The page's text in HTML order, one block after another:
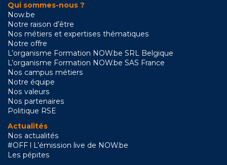
Qui sommes-nous ?
Now.be
Notre raison d’être
Nos métiers et expertises thématiques
Notre offre
L’organisme Formation NOW.be SRL Belgique
L’organisme Formation NOW.be SAS France
Nos campus métiers
Notre équipe
Nos valeurs
Nos partenaires
Politique RSE
Actualités
Nos actualités
#OFF l L’émission live de NOW.be
Les pépites